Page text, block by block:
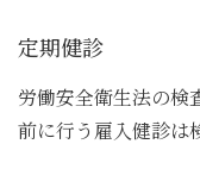
定期健診
労働安全衛生法の検
前に行う雇入健診は